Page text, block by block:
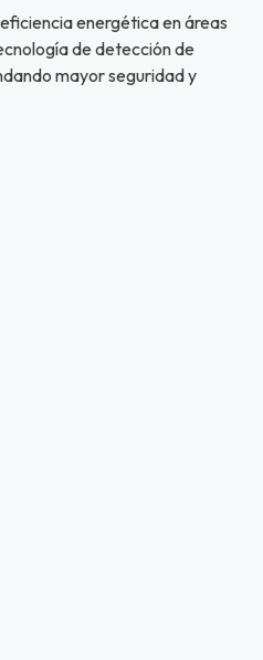
energética en áreas
de detección de
mayor seguridad y